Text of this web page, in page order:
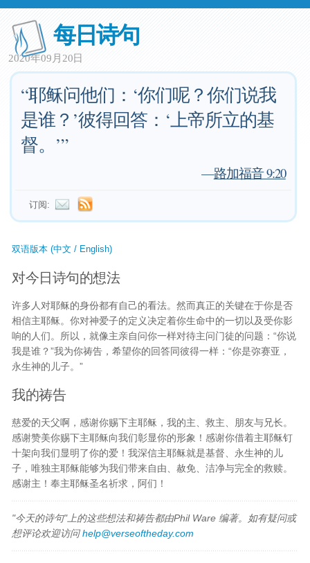
每日诗句
2020年09月20日
“耶稣问他们：‘你们呢？你们说我
是谁？’彼得回答：‘上帝所立的基
督。’”
—路加福音 9:20
订阅:
双语版本 (中文 / English)
对今日诗句的想法
许多人对耶稣的身份都有自己的看法。然而真正的关键在于你是否
相信主耶稣。你对神爱子的定义决定着你生命中的一切以及受你影
响的人们。所以，就像主亲自问你一样对待主问门徒的问题：“你说
我是谁？”我为你祷告，希望你的回答同彼得一样：“你是弥赛亚，
永生神的儿子。”
我的祷告
慈爱的天父啊，感谢你赐下主耶稣，我的主、救主、朋友与兄长。
感谢赞美你赐下主耶稣向我们彰显你的形象！感谢你借着主耶稣钉
十架向我们显明了你的爱！我深信主耶稣就是基督、永生神的儿
子，唯独主耶稣能够为我们带来自由、赦免、洁净与完全的救赎。
感谢主！奉主耶稣圣名祈求，阿们！
"今天的诗句"上的这些想法和祷告都由Phil Ware 编著。如有疑问或
想评论欢迎访问help@verseoftheday.com